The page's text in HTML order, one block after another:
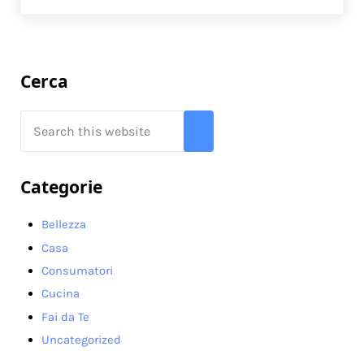
Sidebar
Cerca
Categorie
Bellezza
Casa
Consumatori
Cucina
Fai da Te
Uncategorized